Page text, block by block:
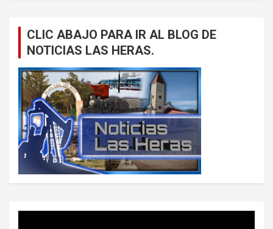
CLIC ABAJO PARA IR AL BLOG DE
NOTICIAS LAS HERAS.